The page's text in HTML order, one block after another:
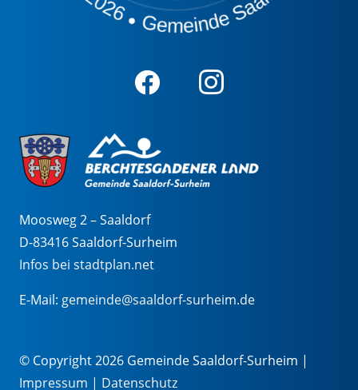
Moosweg 2 – Saaldorf
D-83416 Saaldorf-Surheim
Infos bei stadtplan.net
E-Mail: gemeinde@saaldorf-surheim.de
© Copyright 2026 Gemeinde Saaldorf-Surheim |
Impressum | Datenschutz